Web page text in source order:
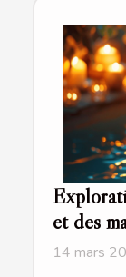
et des
14 mars